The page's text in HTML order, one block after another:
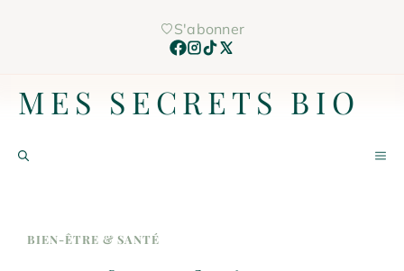
S'abonner
MES SECRETS BIO
BIEN-ÊTRE & SANTÉ